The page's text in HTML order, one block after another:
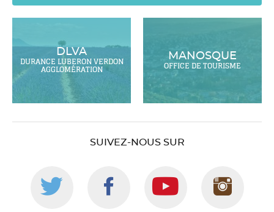
DLVA
DURANCE LUBERON VERDON
AGGLOMÉRATION
MANOSQUE
OFFICE DE TOURISME
SUIVEZ-NOUS SUR
Suivez-Suivez-Suivez-